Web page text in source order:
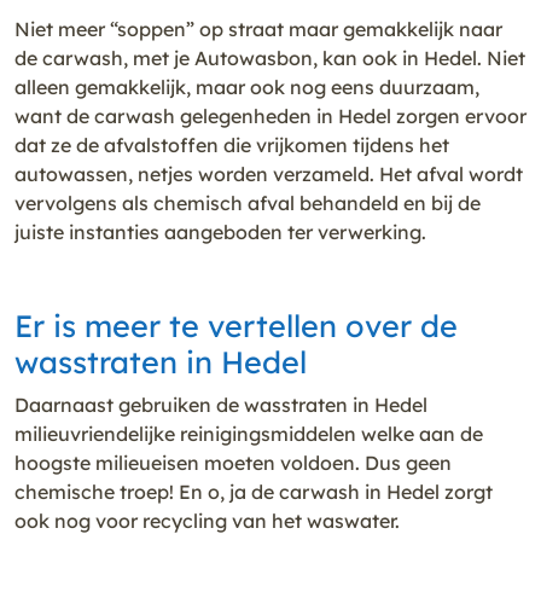
Niet meer “soppen” op straat maar gemakkelijk naar
de carwash, met je Autowasbon, kan ook in Hedel. Niet
alleen gemakkelijk, maar ook nog eens duurzaam,
want de carwash gelegenheden in Hedel zorgen ervoor
dat ze de afvalstoffen die vrijkomen tijdens het
autowassen, netjes worden verzameld. Het afval wordt
vervolgens als chemisch afval behandeld en bij de
juiste instanties aangeboden ter verwerking.
Er is meer te vertellen over de
wasstraten in Hedel
Daarnaast gebruiken de wasstraten in Hedel
milieuvriendelijke reinigingsmiddelen welke aan de
hoogste milieueisen moeten voldoen. Dus geen
chemische troep! En o, ja de carwash in Hedel zorgt
ook nog voor recycling van het waswater.